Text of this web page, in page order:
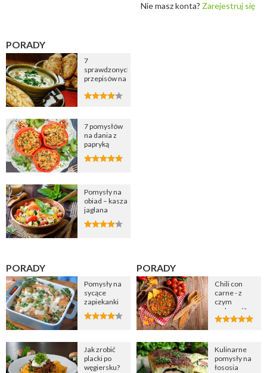
Nie masz konta? Zarejestruj się
PORADY
7
sprawdzonych
przepisów na
cebulową
7 pomysłów
na dania z
papryką
Pomysły na
obiad – kasza
jaglana
PORADY
Pomysły na
sycące
zapiekanki
Jak zrobić
placki po
węgiersku?
PORADY
Chili con
carne - z
czym
podawać?
Kulinarne
pomysły na
łososia